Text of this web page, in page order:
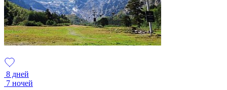
8 дней
7 ночей